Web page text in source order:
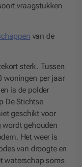
vraagstukken
van de
sterk. Tussen
woningen per jaar
is de polder
De Stichtse
geschikt voor
wordt gehouden
Het weer is
van droogte en
waterschap soms